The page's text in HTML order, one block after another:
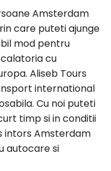
Amsterdam
care puteti ajunge
mod pentru
cu
Aliseb Tours
international
Cu noi puteti
timp si in conditii
intors Amsterdam
autocare si